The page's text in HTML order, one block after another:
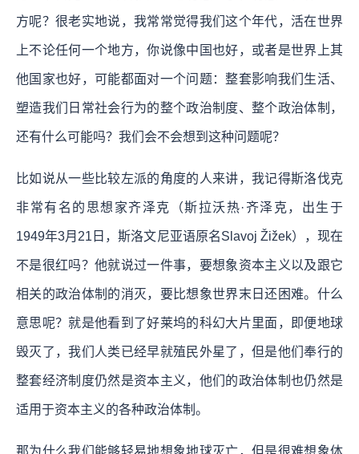
方呢？很老实地说，我常常觉得我们这个年代，活在世界
上不论任何一个地方，你说像中国也好，或者是世界上其
他国家也好，可能都面对一个问题：整套影响我们生活、
塑造我们日常社会行为的整个政治制度、整个政治体制，
还有什么可能吗？我们会不会想到这种问题呢？
比如说从一些比较左派的角度的人来讲，我记得斯洛伐克
非常有名的思想家齐泽克（斯拉沃热·齐泽克，出生于
1949年3月21日，斯洛文尼亚语原名Slavoj Žižek），现在
不是很红吗？他就说过一件事，要想象资本主义以及跟它
相关的政治体制的消灭，要比想象世界末日还困难。什么
意思呢？就是他看到了好莱坞的科幻大片里面，即便地球
毁灭了，我们人类已经早就殖民外星了，但是他们奉行的
整套经济制度仍然是资本主义，他们的政治体制也仍然是
适用于资本主义的各种政治体制。
那为什么我们能够轻易地想象地球灭亡，但是很难想象体